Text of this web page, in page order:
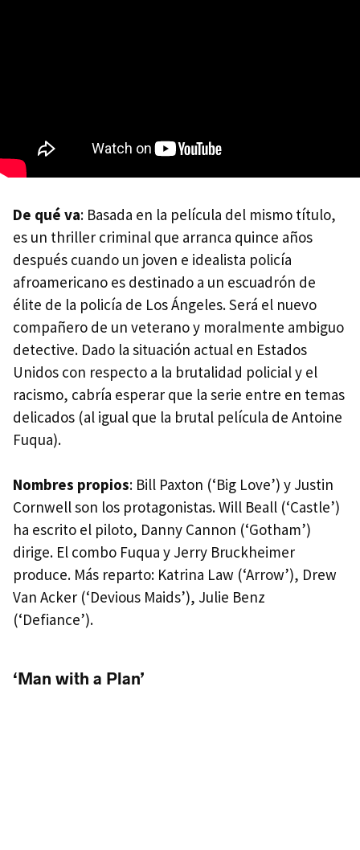
De qué va: Basada en la película del mismo título,
es un thriller criminal que arranca quince años
después cuando un joven e idealista policía
afroamericano es destinado a un escuadrón de
élite de la policía de Los Ángeles. Será el nuevo
compañero de un veterano y moralmente ambiguo
detective. Dado la situación actual en Estados
Unidos con respecto a la brutalidad policial y el
racismo, cabría esperar que la serie entre en temas
delicados (al igual que la brutal película de Antoine
Fuqua).
Nombres propios: Bill Paxton (‘Big Love’) y Justin
Cornwell son los protagonistas. Will Beall (‘Castle’)
ha escrito el piloto, Danny Cannon (‘Gotham’)
dirige. El combo Fuqua y Jerry Bruckheimer
produce. Más reparto: Katrina Law (‘Arrow’), Drew
Van Acker (‘Devious Maids’), Julie Benz
(‘Defiance’).
‘Man with a Plan’